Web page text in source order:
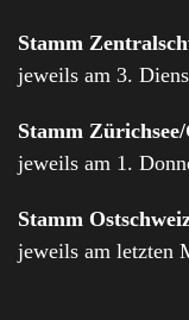
Stamm
jeweils am 3.
Stamm
jeweils am 1.
Stamm
jeweils am letzten